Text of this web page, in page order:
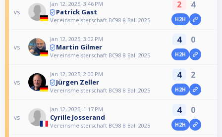
vs
Jan 12, 2025, 3:46 PM
Patrick Gast
Vereinsmeisterschaft BC98 8 Ball 2025
2 4
H2H
vs
Jan 12, 2025, 3:02 PM
Martin Gilmer
Vereinsmeisterschaft BC98 8 Ball 2025
4 0
H2H
vs
Jan 12, 2025, 2:00 PM
Jürgen Zeller
Vereinsmeisterschaft BC98 8 Ball 2025
4 2
H2H
vs
Jan 12, 2025, 1:17 PM
Cyrille Josserand
Vereinsmeisterschaft BC98 8 Ball 2025
4 0
H2H